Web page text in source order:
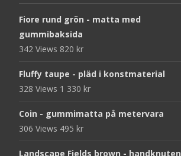
Fiore rund grön - matta med
gummibaksida
342 Views 820 kr
Fluffy taupe - pläd i konstmaterial
328 Views 1 330 kr
Coin - gummimatta på metervara
306 Views 495 kr
Landscape Fields brown - handknuten